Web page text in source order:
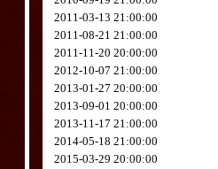
2011-03-13 21:00:00
2011-08-21 21:00:00
2011-11-20 20:00:00
2012-10-07 21:00:00
2013-01-27 20:00:00
2013-09-01 20:00:00
2013-11-17 21:00:00
2014-05-18 21:00:00
2015-03-29 20:00:00